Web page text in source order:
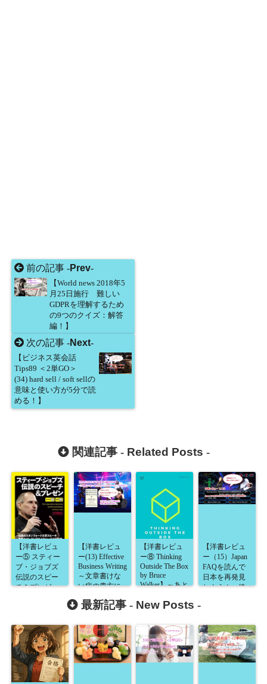
前の記事 -Prev-
【World news 2018年5
月25日施行 難しい
GDPRを理解するため
の9つのクイズ：解答
編！】
次の記事 -Next-
【ビジネス英会話
Tips89 ＜2単GO＞
(34) hard sell / soft sellの
意味と使い方が5分で読
める！】
関連記事 - Related Posts -
【洋書レビュ
ー⑤ スティー
ブ・ジョブズ
伝説のスピー
チ＆プレゼ
【洋書レビュ
ー(13) Effective
Business Writing
～文章書けな
い病の貴方に
～】
【洋書レビュ
ー⑧ Thinking
Outside The Box
by Bruce
Walker】～あと
しも欲しかっ
【洋書レビュ
ー（15）Japan
FAQを読んで
日本を再発見
しよう！～後
最新記事 - New Posts -